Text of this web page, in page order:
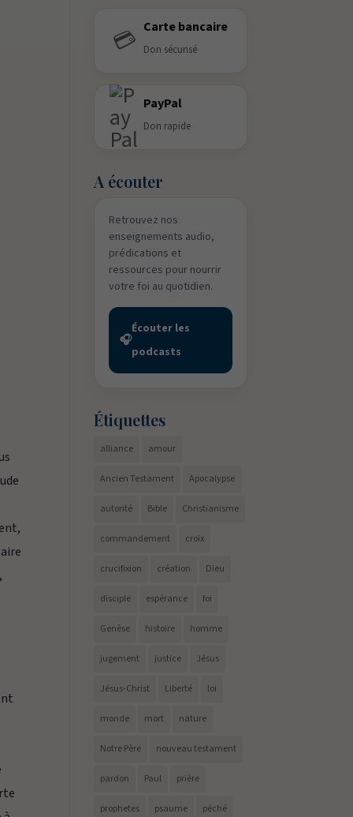
💳 Carte bancaire
Don sécurisé
PayPal
Don rapide
A écouter
Retrouvez nos
enseignements audio,
prédications et
ressources pour nourrir
votre foi au quotidien.
🎧
Écouter les
podcasts
Étiquettes
alliance amour
Ancien Testament Apocalypse
autorité Bible Christianisme
commandement croix
crucifixion création Dieu
disciple espérance foi
Genèse histoire homme
jugement justice Jésus
Jésus-Christ Liberté loi
monde mort nature
Notre Père nouveau testament
pardon Paul prière
prophetes psaume péché